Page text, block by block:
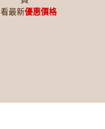
最新優惠價格